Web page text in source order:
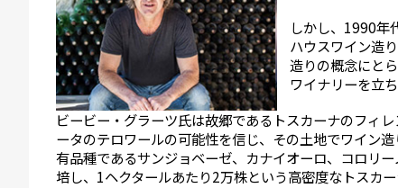
しかし、1990年
ハウスワイン造
造りの概念にと
ワイナリーを立
ビービー・グラーツ氏は故郷であるトスカーナのフィ
ータのテロワールの可能性を信じ、その土地でワイン
有品種であるサンジョベーゼ、カナイオーロ、コロリ
培し、1ヘクタールあたり2万株という高密度なトスカ